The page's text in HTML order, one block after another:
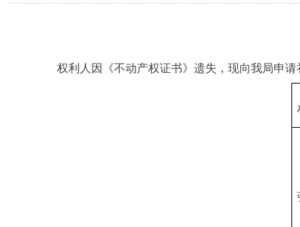
权利人因《不动产权证书》遗失，现向我局申请